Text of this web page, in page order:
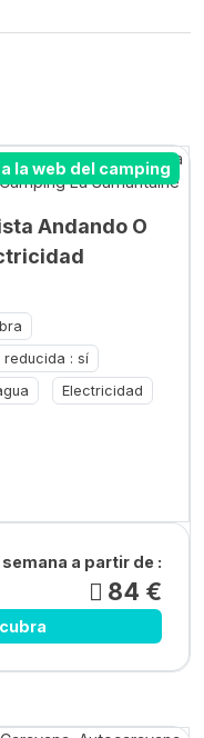
a la web del camping
Andando O
: sí
Electricidad
semana a partir de :
84 €